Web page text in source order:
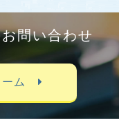
問い合わせ
ーム